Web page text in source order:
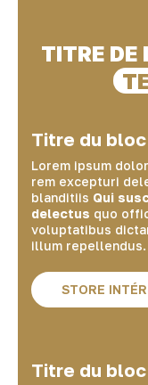
TITRE DE
Titre du bloc
Lorem ipsum
rem excepturi
blanditiis Qui
delectus quo
voluptatibus
illum repellendus.
STORE
Titre du bloc